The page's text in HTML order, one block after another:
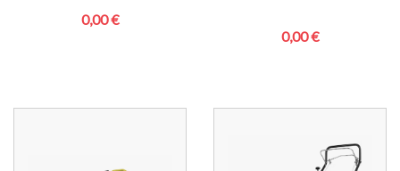
0,00 €
0,00 €